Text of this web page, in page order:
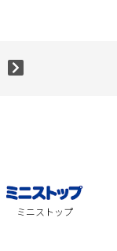
ミニストップ